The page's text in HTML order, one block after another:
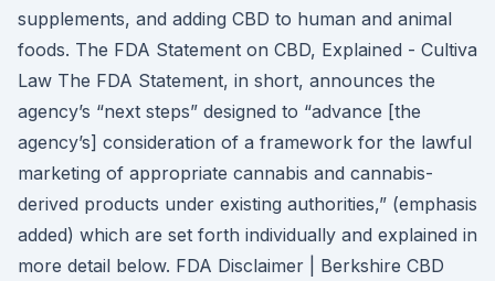
supplements, and adding CBD to human and animal
foods. The FDA Statement on CBD, Explained - Cultiva
Law The FDA Statement, in short, announces the
agency’s “next steps” designed to “advance [the
agency’s] consideration of a framework for the lawful
marketing of appropriate cannabis and cannabis-
derived products under existing authorities,” (emphasis
added) which are set forth individually and explained in
more detail below. FDA Disclaimer | Berkshire CBD